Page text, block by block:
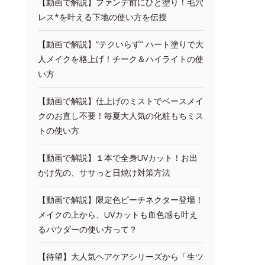
レス*を叶える下地の使い方を伝授
【動画で解説】“テクいらず” ハート塗りで大
人メイクを格上げ！チーク＆ハイライトの使
い方
【動画で解説】仕上げのミストでベースメイ
クのお直し不要！毎夏大人気の化粧もちミス
トの使い方
【動画で解説】１本で全身UVカット！お出
かけ先の、ササっと日焼け対策方法
【動画で解説】限定色ピーチネクター登場！
メイクの上から、UVカットも血色感も叶え
るパウダーの使い方って？
【待望】大人気ヘアケアシリーズから「生ツ